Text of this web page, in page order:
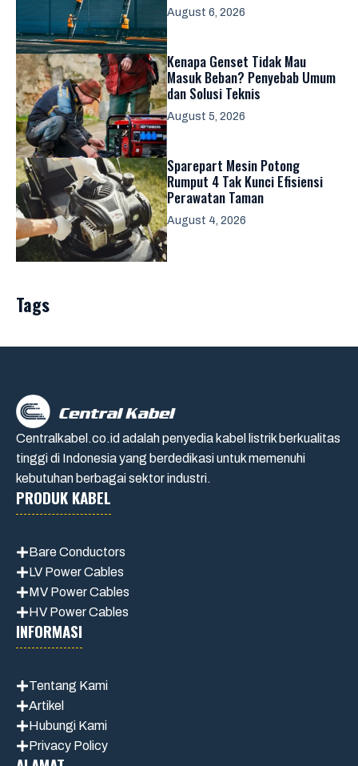
August 6, 2026
Kenapa Genset Tidak Mau
Masuk Beban? Penyebab Umum
dan Solusi Teknis
August 5, 2026
Sparepart Mesin Potong
Rumput 4 Tak Kunci Efisiensi
Perawatan Taman
August 4, 2026
Tags
Centralkabel.co.id adalah penyedia kabel listrik berkualitas
tinggi di Indonesia yang berdedikasi untuk memenuhi
kebutuhan berbagai sektor industri.
PRODUK KABEL
Bare Conductors
LV Power Cables
MV Power Cables
HV Power Cables
INFORMASI
Tentang Kami
Artikel
Hubungi Kami
Privacy Policy